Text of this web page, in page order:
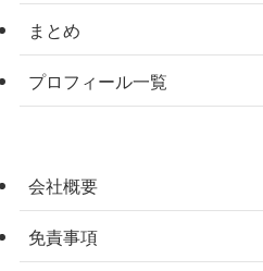
まとめ
プロフィール一覧
会社概要
免責事項